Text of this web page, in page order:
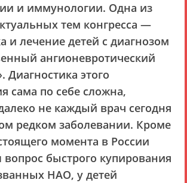
и иммунологии. Одна из
тем конгресса —
и лечение детей с диагнозом
ангионевротический
Диагностика этого
сама по себе сложна,
не каждый врач сегодня
редком заболевании. Кроме
момента в России
вопрос быстрого купирования
НАО, у детей